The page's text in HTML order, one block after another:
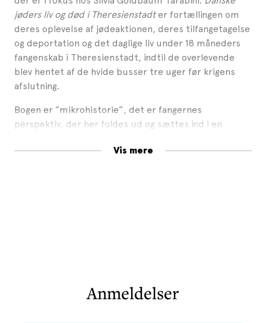
jøders liv og død i Theresienstadter fortællingen om
deres oplevelse af jødeaktionen, deres tilfangetagelse
og deportation og det daglige liv under 18 måneders
fangenskab i Theresienstadt, indtil de overlevende
blev hentet af de hvide busser tre uger før krigens
afslutning.
Bogen er ”mikrohistorie”, det er fangernes
perspektiv, der her foldes ud og sættes ind i en
bog på et enormt materiale og i vidt omfang nyt stof –
Vis mere
Anmeldelser